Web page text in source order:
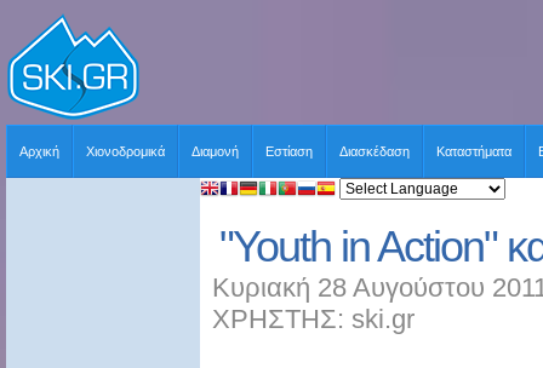
Αρχική Χιονοδρομικά Διαμονή Εστίαση Διασκέδαση Καταστήματα
"Youth in Action"
Κυριακή 28 Αυγούστου
ΧΡΗΣΤΗΣ: ski.gr